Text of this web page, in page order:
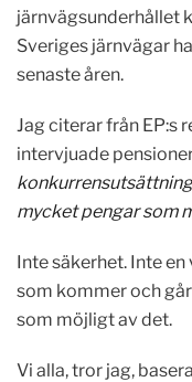
järnvägsunderhållet
Sveriges järnvägar
senaste åren.
Jag citerar från EP:s
intervjuade
mycket pengar som
Inte säkerhet. Inte
som kommer och
som möjligt av det.
Vi alla, tror jag,